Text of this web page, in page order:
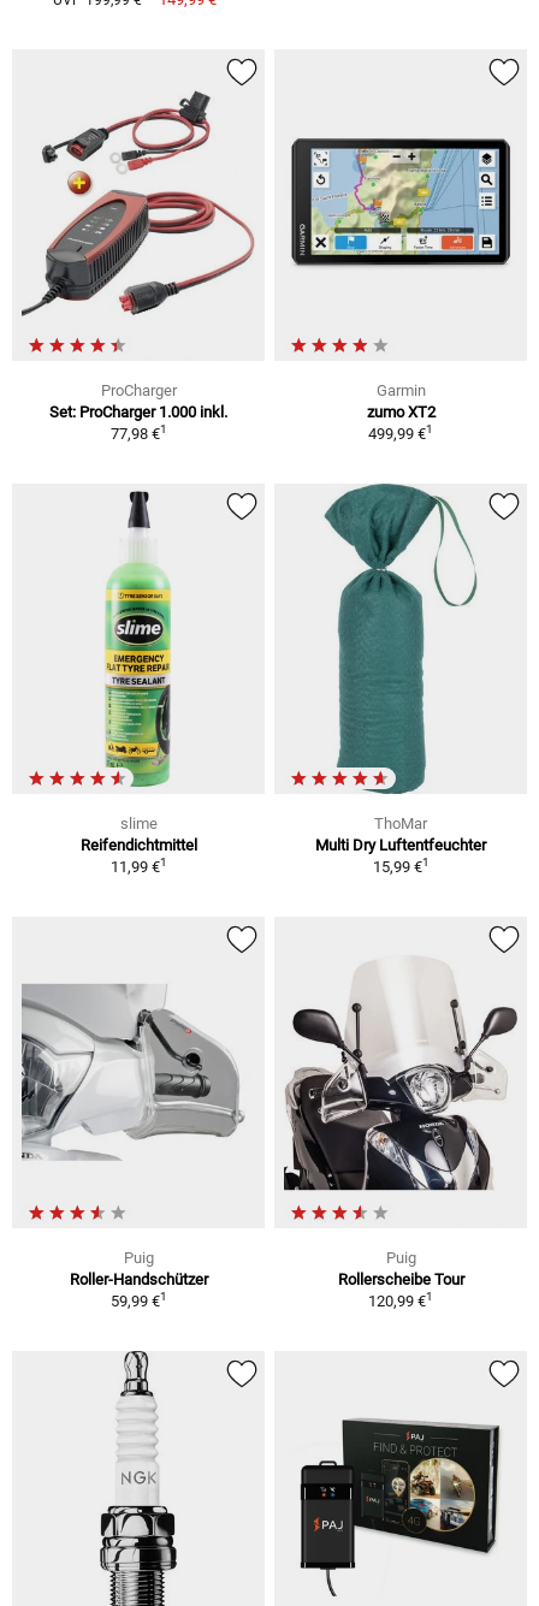
ProCharger
Set: ProCharger 1.000 inkl.
77,98 €1
Garmin
zumo XT2
499,99 €1
slime
Reifendichtmittel
11,99 €1
ThoMar
Multi Dry Luftentfeuchter
15,99 €1
Puig
Roller-Handschützer
59,99 €1
Puig
Rollerscheibe Tour
120,99 €1